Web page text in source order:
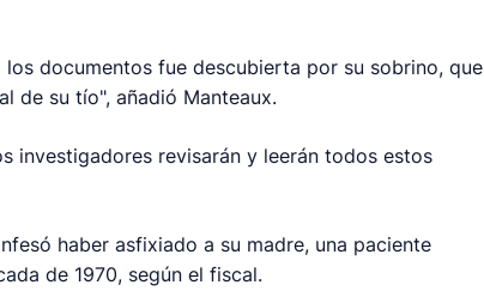
documentos fue descubierta por su sobrino, que
de su tío", añadió Manteaux.
investigadores revisarán y leerán todos estos
haber asfixiado a su madre, una paciente
de 1970, según el fiscal.